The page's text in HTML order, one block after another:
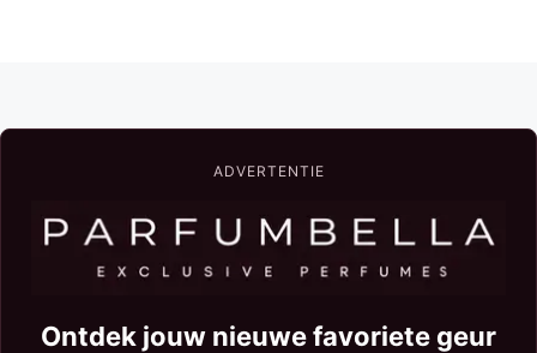
ADVERTENTIE
Ontdek jouw nieuwe favoriete geur